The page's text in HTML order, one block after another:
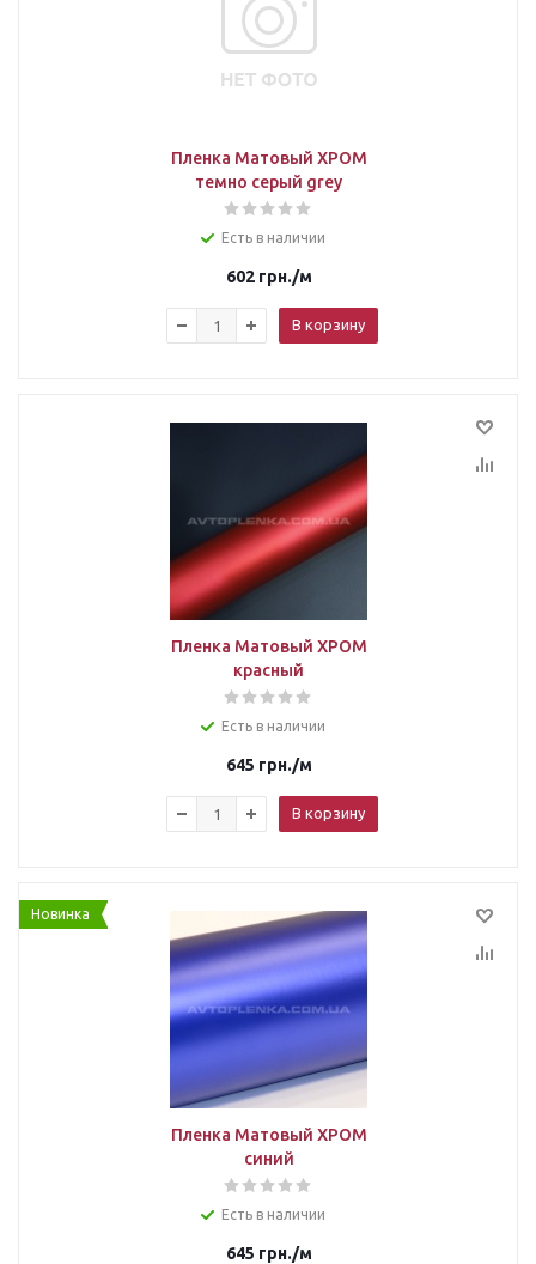
Пленка Матовый ХРОМ
темно серый grey
Есть в наличии
602грн./м
В корзину
Пленка Матовый ХРОМ
красный
Есть в наличии
645 грн./м
В корзину
Новинка
Пленка Матовый ХРОМ
синий
Есть в наличии
645 грн./м